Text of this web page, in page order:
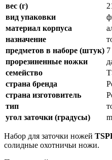
вес (г)
вид упаковки
материал корпуса
назначение
предметов в наборе (штук) 7
прорезиненные ножки
семейство
страна бренда
страна изготовитель
тип
угол заточки (градусы)
Набор для заточки ножей
солидные охотничьи ножи.